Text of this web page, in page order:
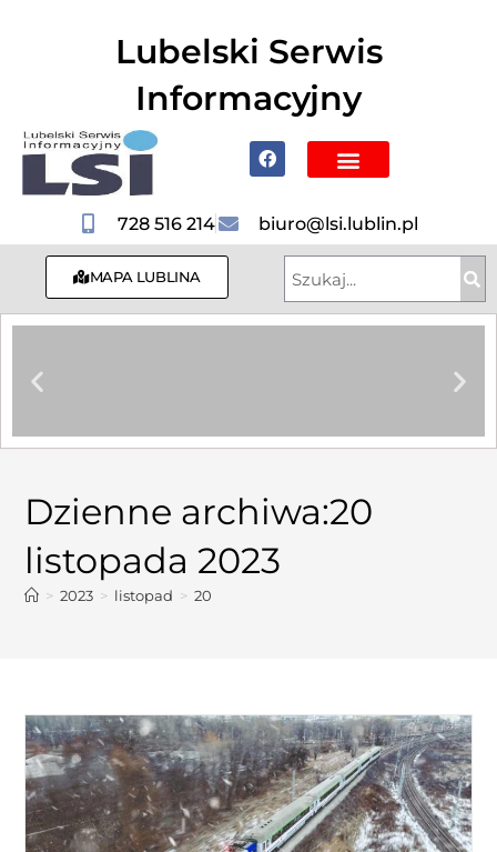
Lubelski Serwis
Informacyjny
728 516 214 biuro@lsi.lublin.pl
MAPA LUBLINA
Dzienne archiwa:20
listopada 2023
> 2023 > listopad > 20